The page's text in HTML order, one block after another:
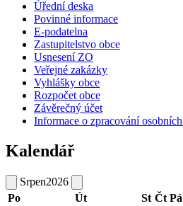
Úřední deska
Povinné informace
E-podatelna
Zastupitelstvo obce
Usnesení ZO
Veřejné zakázky
Vyhlášky obce
Rozpočet obce
Závěrečný účet
Informace o zpracování
Kalendář
Srpen2026
Po
Út St Čt Pá